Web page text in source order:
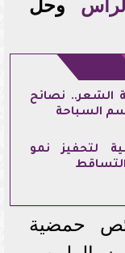
وحل
الشعر.. نصائح
السباحة
لتحفيز نمو
حمضية